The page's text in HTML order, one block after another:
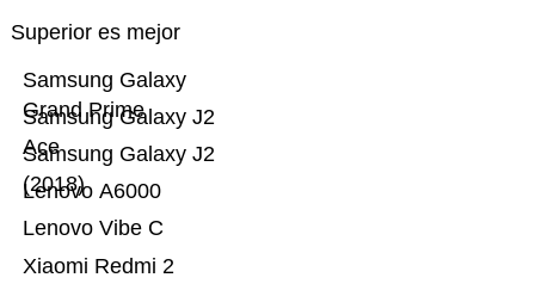
Superior es mejor
Xiaomi Redmi 2
Lenovo Vibe C
Lenovo A6000
Samsung Galaxy J2
(2018)
Samsung Galaxy J2
Ace
Samsung Galaxy
Grand Prime